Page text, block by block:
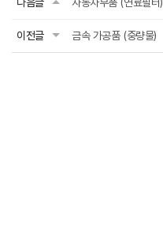
이전글 금속 가공품 (중량물)